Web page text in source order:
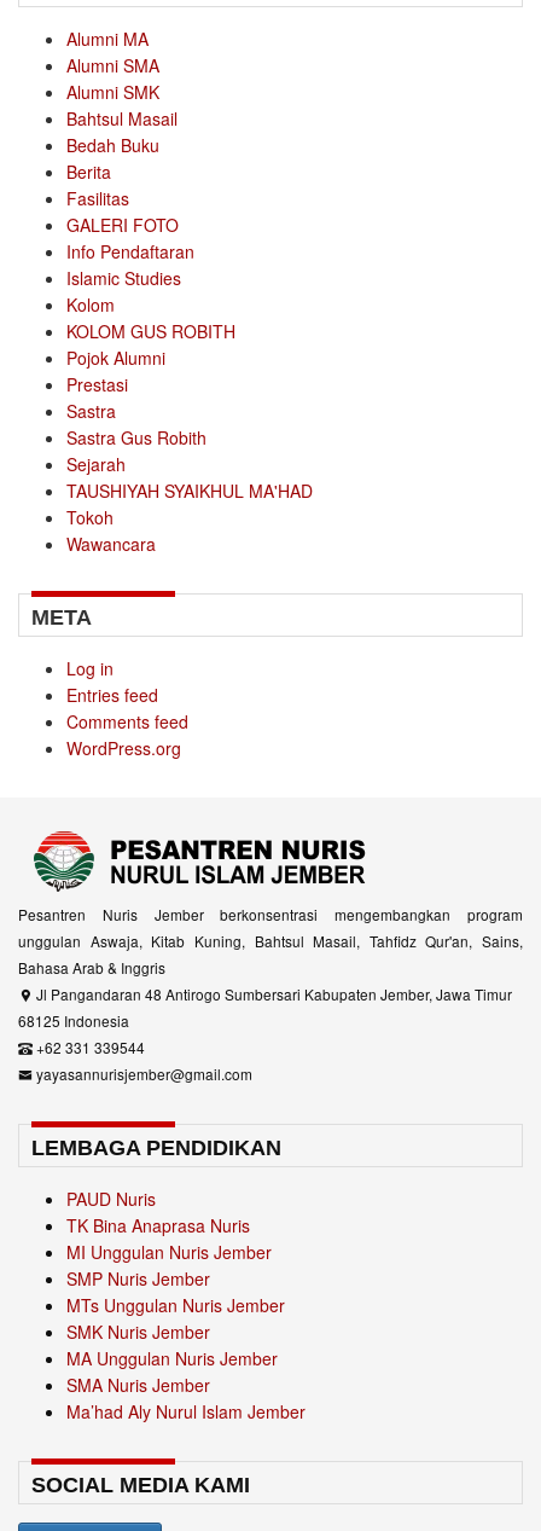
Alumni MA
Alumni SMA
Alumni SMK
Bahtsul Masail
Bedah Buku
Berita
Fasilitas
GALERI FOTO
Info Pendaftaran
Islamic Studies
Kolom
KOLOM GUS ROBITH
Pojok Alumni
Prestasi
Sastra
Sastra Gus Robith
Sejarah
TAUSHIYAH SYAIKHUL MA'HAD
Tokoh
Wawancara
META
Log in
Entries feed
Comments feed
WordPress.org
Pesantren Nuris Jember berkonsentrasi mengembangkan program
unggulan Aswaja, Kitab Kuning, Bahtsul Masail, Tahfidz Qur'an, Sains,
Bahasa Arab & Inggris
Jl Pangandaran 48 Antirogo Sumbersari Kabupaten Jember, Jawa Timur
68125 Indonesia
+62 331 339544
yayasannurisjember@gmail.com
LEMBAGA PENDIDIKAN
PAUD Nuris
TK Bina Anaprasa Nuris
MI Unggulan Nuris Jember
SMP Nuris Jember
MTs Unggulan Nuris Jember
SMK Nuris Jember
MA Unggulan Nuris Jember
SMA Nuris Jember
Ma’had Aly Nurul Islam Jember
SOCIAL MEDIA KAMI